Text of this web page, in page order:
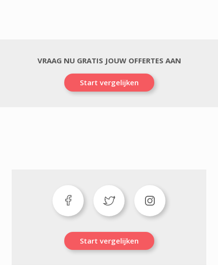
VRAAG NU GRATIS JOUW OFFERTES AAN
Start vergelijken
Start vergelijken